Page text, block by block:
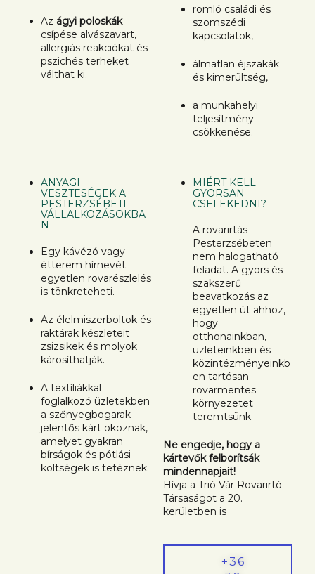
Az ágyi poloskák
csípése alvászavart,
allergiás reakciókat és
pszichés terheket
válthat ki.
romló családi és
szomszédi
kapcsolatok,
álmatlan éjszakák
és kimerültség,
a munkahelyi
teljesítmény
csökkenése.
ANYAGI
VESZTESÉGEK A
PESTERZSÉBETI
VÁLLALKOZÁSOKBA
N
Egy kávézó vagy
étterem hírnevét
egyetlen rovarészlelés
is tönkreteheti.
Az élelmiszerboltok és
raktárak készleteit
zsizsikek és molyok
károsíthatják.
A textíliákkal
foglalkozó üzletekben
a szőnyegbogarak
jelentős kárt okoznak,
amelyet gyakran
bírságok és pótlási
költségek is tetéznek.
MIÉRT KELL
GYORSAN
CSELEKEDNI?
A rovarirtás
Pesterzsébeten
nem halogatható
feladat. A gyors és
szakszerű
beavatkozás az
egyetlen út ahhoz,
hogy
otthonainkban,
üzleteinkben és
közintézményeinkb
en tartósan
rovarmentes
környezetet
teremtsünk.
Ne engedje, hogy a
kártevők felborítsák
mindennapjait!
Hívja a Trió Vár Rovarirtó
Társaságot a 20.
kerületben is
+36